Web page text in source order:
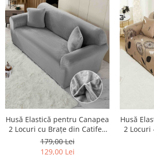
Husă Elastică pentru Canapea
2 Locuri cu Brațe din Catifea
Premium
179,00 Lei
129,00 Lei
Husă
2 Locuri